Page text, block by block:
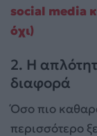
social media
όχι)
2. Η
διαφορά
Όσο πιο
περισσότερο